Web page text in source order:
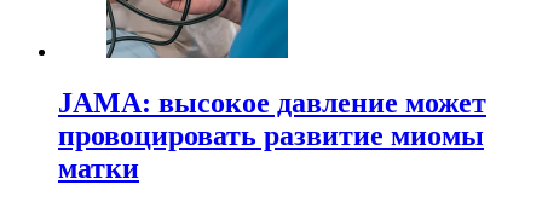
JAMA: высокое давление может
провоцировать развитие миомы
матки